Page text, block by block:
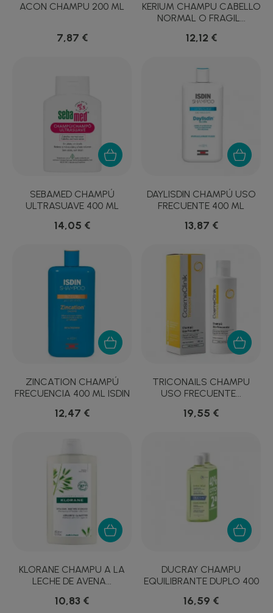
ACON CHAMPU 200 ML
7,87 €
KERIUM CHAMPU CABELLO
NORMAL O FRAGIL...
12,12 €
SEBAMED CHAMPÚ
ULTRASUAVE 400 ML
14,05 €
DAYLISDIN CHAMPÚ USO
FRECUENTE 400 ML
13,87 €
ZINCATION CHAMPÚ
FRECUENCIA 400 ML ISDIN
12,47 €
TRICONAILS CHAMPU
USO FRECUENTE...
19,55 €
KLORANE CHAMPU A LA
LECHE DE AVENA...
10,83 €
DUCRAY CHAMPU
EQUILIBRANTE DUPLO 400
16,59 €